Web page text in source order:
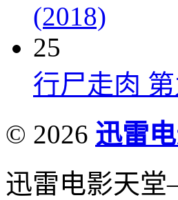
(2018)
25
行尸走肉 第
© 2026 迅雷
迅雷电影天